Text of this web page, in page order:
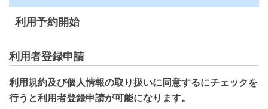
利用予約開始
利用者登録申請
利用規約及び個人情報の取り扱いに同意するにチェックを
行うと利用者登録申請が可能になります。